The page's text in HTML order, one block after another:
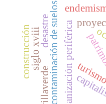
urbanización periférica
contaminación de suelos
desastre
siglo xviii
construcción
villaverde